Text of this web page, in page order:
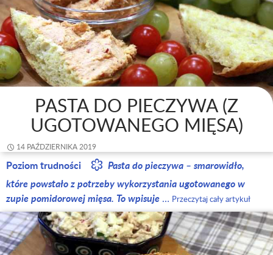
PASTA DO PIECZYWA (Z
UGOTOWANEGO MIĘSA)
14 PAŹDZIERNIKA 2019
Poziom trudności
Pasta do pieczywa – smarowidło,
które powstało z potrzeby wykorzystania ugotowanego w
zupie pomidorowej mięsa. To wpisuje … Przeczytaj cały artykuł